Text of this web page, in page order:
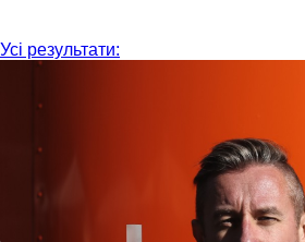
Усі результати: